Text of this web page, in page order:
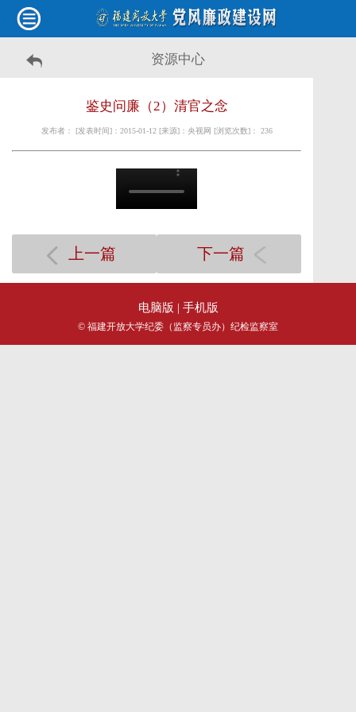
资源中心
鉴史问廉（2）清官之念
发布者： [发表时间]：2015-01-12 [来源]：央视网 [浏览次数]： 236
上一篇 下一篇
电脑版 | 手机版
© 福建开放大学纪委（监察专员办）纪检监察室